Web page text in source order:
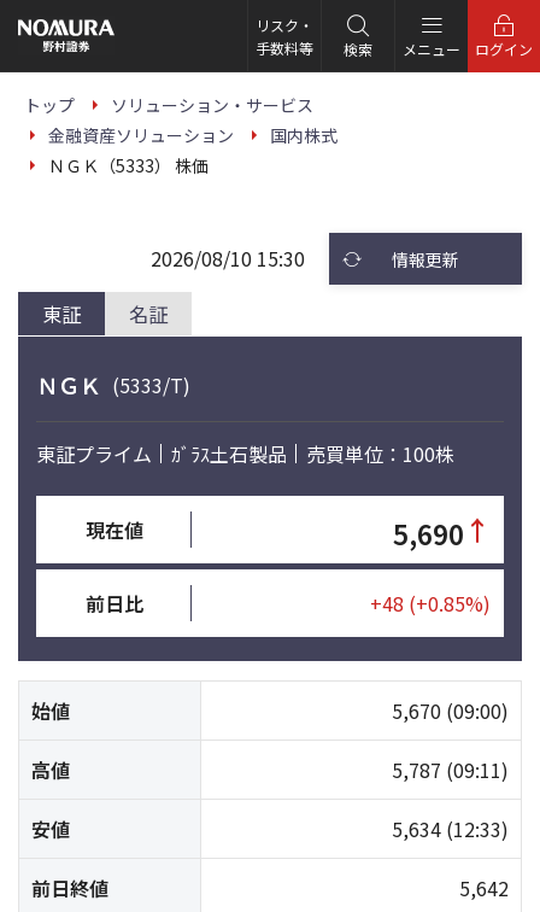
の
ー
リスク・
手数料等
検索 メニュー ログイン
トップ
ソリューション・サービス
金融資産ソリューション
国内株式
ＮＧＫ（5333） 株価
東証 名証
2026/08/10 15:30 情報更新
ＮＧＫ (5333/T)
東証プライム ｶﾞﾗｽ土石製品 売買単位：100株
現在値 5,690 ↑
前日比 +48 (+0.85%)
始値 5,670 (09:00)
高値 5,787 (09:11)
安値 5,634 (12:33)
前日終値 5,642